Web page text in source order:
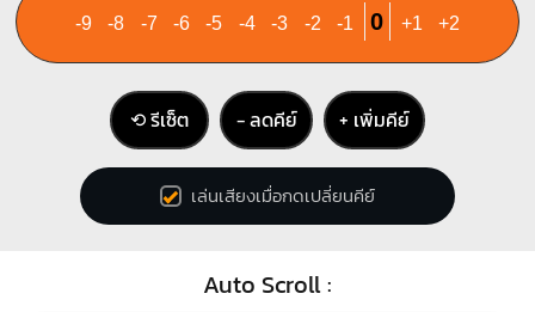
Bb
X O
1
3 4
Gm
O O
1 1
Eb
-9 -8 -7 -6 -5 -4 -3 -2 -1 0 +1 +2
⟲ รีเซ็ต − ลดคีย์ + เพิ่มคีย์
เล่นเสียงเมื่อกดเปลี่ยนคีย์
Auto Scroll :